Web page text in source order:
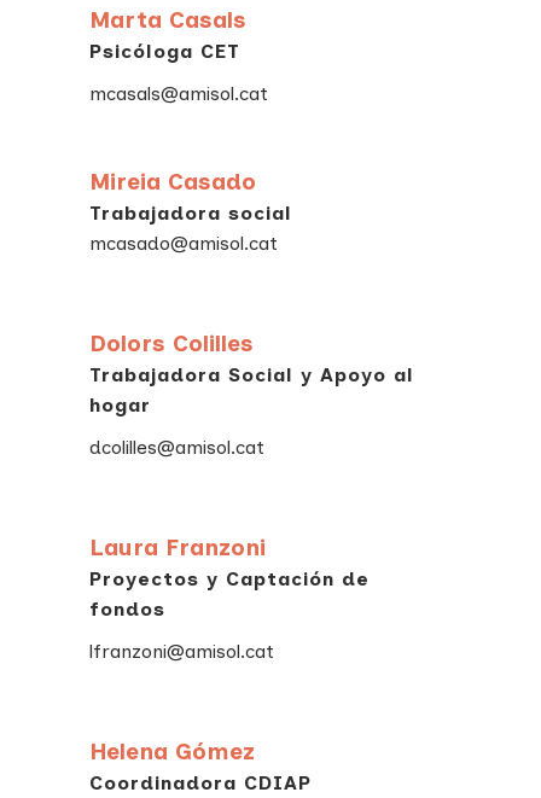
Marta Casals
Psicóloga CET
mcasals@amisol.cat
Mireia Casado
Trabajadora social
mcasado@amisol.cat
Dolors Colilles
Trabajadora Social y Apoyo al
hogar
dcolilles@amisol.cat
Laura Franzoni
Proyectos y Captación de
fondos
lfranzoni@amisol.cat
Helena Gómez
Coordinadora CDIAP